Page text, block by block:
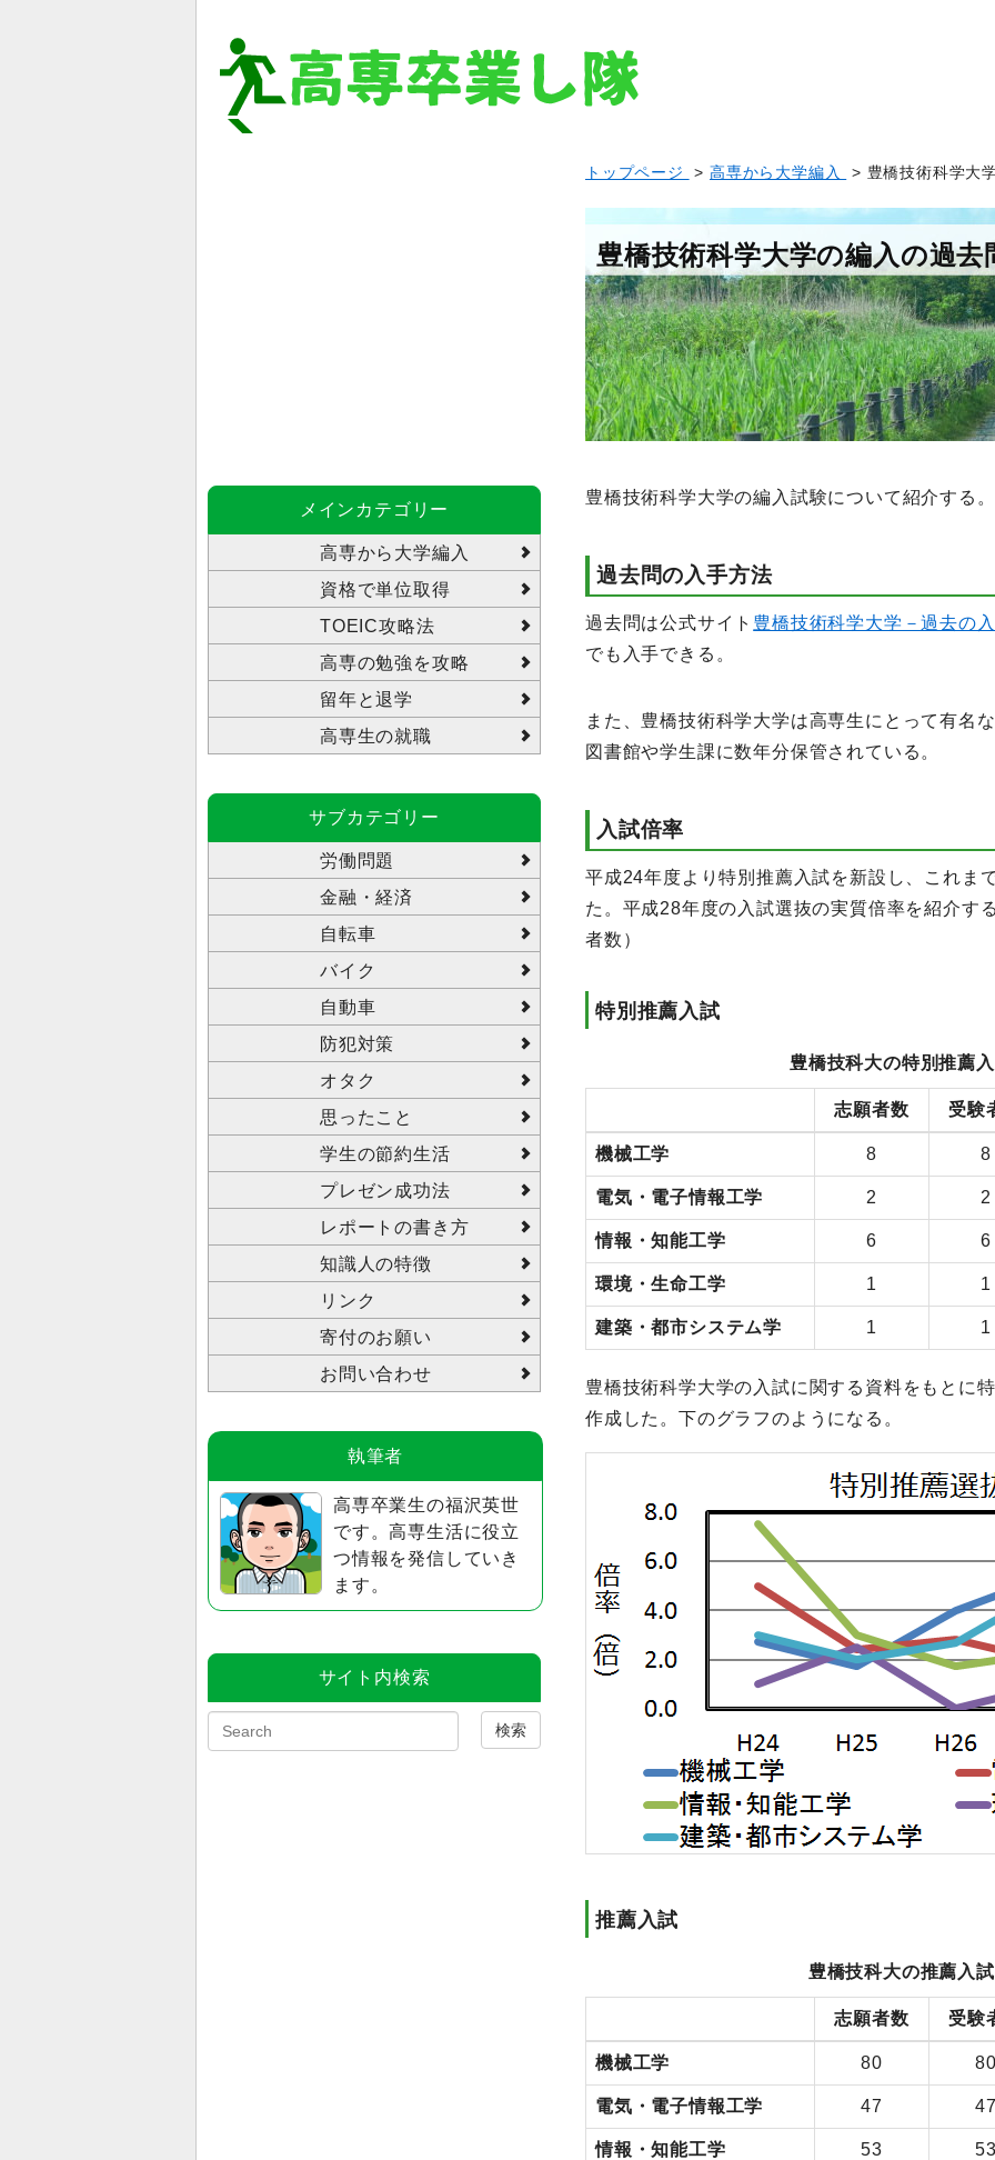
トップページ >高専から大学編入 > 豊橋技術科学大
豊橋技術科学大学の編入の過去
豊橋技術科学大学の編入試験について紹介する。
過去問の入手方法
過去問は公式サイト 豊橋技術科学大学－過去の
でも入手できる。
また、豊橋技術科学大学は高専生にとって有名
図書館や学生課に数年分保管されている。
入試倍率
平成24年度より特別推薦入試を新設し、これま
た。平成28年度の入試選抜の実質倍率を紹介す
者数）
特別推薦入試
豊橋技科大の特別推薦
志願者数 受験
機械工学 8 8
電気・電子情報工学 2 2
情報・知能工学 6 6
環境・生命工学 1 1
建築・都市システム学 1 1
豊橋技術科学大学の入試に関する資料をもとに
作成した。下のグラフのようになる。
推薦入試
豊橋技科大の推薦入
志願者数 受験
機械工学 80
電気・電子情報工学 47
情報・知能工学 53
メインカテゴリー
高専から大学編入
資格で単位取得
TOEIC攻略法
高専の勉強を攻略
留年と退学
高専生の就職
サブカテゴリー
労働問題
金融・経済
自転車
バイク
自動車
防犯対策
オタク
思ったこと
学生の節約生活
プレゼン成功法
レポートの書き方
知識人の特徴
リンク
寄付のお願い
お問い合わせ
執筆者
高専卒業生の福沢英世
です。高専生活に役立
つ情報を発信していき
ます。
サイト内検索
検索